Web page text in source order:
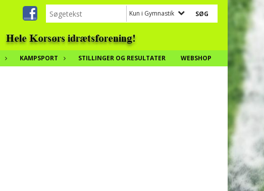
Kun i Gymnastik
KAMPSPORT STILLINGER OG RESULTATER WEBSHOP